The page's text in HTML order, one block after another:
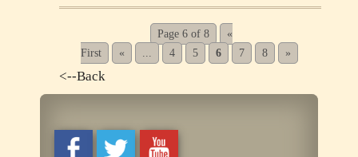
Page 6 of 8
«
First
« 4 5 6 7 8 »
<--Back